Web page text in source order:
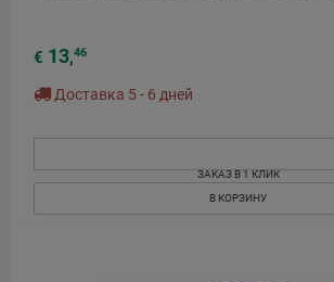
€ 13,46
Доставка 5 - 6 дней
ЗАКАЗ В 1 КЛИК
В КОРЗИНУ